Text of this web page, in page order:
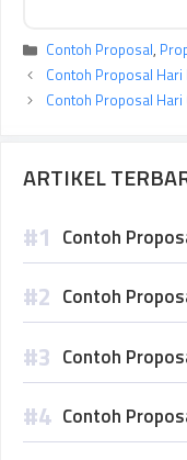
Kategori
Contoh Proposal,
Contoh Proposal
Contoh Proposal Hari
ARTIKEL
Contoh
Contoh
Contoh
Contoh